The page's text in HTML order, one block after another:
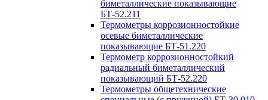
биметаллические показывающие
БТ-52.211
Термометры коррозионностойкие
осевые биметаллические
показывающие БТ-51.220
Термометр коррозионностойкий
радиальный биметаллический
показывающий БТ-52.220
Термометры общетехнические